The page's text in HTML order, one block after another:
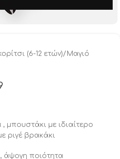
(6-12 ετών)/ Μαγιό
μπουστάκι με ιδιαίτερο
ριγέ βρακάκι
, άψογη ποιότητα